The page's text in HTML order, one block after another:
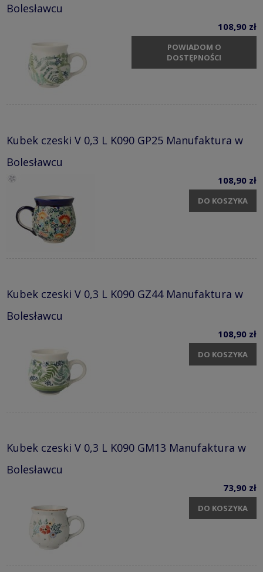
Bolesławcu
108,90 zł
POWIADOM O
DOSTĘPNOŚCI
Kubek czeski V 0,3 L K090 GP25 Manufaktura w
Bolesławcu
108,90 zł
DO KOSZYKA
Kubek czeski V 0,3 L K090 GZ44 Manufaktura w
Bolesławcu
108,90 zł
DO KOSZYKA
Kubek czeski V 0,3 L K090 GM13 Manufaktura w
Bolesławcu
73,90 zł
DO KOSZYKA